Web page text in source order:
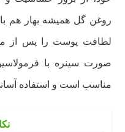
روغن گل همیشه بهار هم
لطافت پوست را پس از
صورت سینره با
مناسب است و استفاده